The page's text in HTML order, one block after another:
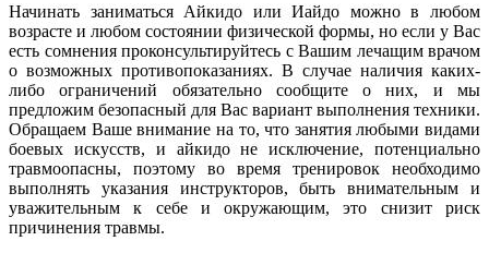
Начинать заниматься Айкидо или Иайдо можно в любом
возрасте и любом состоянии физической формы, но если у Вас
есть сомнения проконсультируйтесь с Вашим лечащим врачом
о возможных противопоказаниях. В случае наличия каких-
либо ограничений обязательно сообщите о них, и мы
предложим безопасный для Вас вариант выполнения техники.
Обращаем Ваше внимание на то, что занятия любыми видами
боевых искусств, и айкидо не исключение, потенциально
травмоопасны, поэтому во время тренировок необходимо
выполнять указания инструкторов, быть внимательным и
уважительным к себе и окружающим, это снизит риск
причинения травмы.